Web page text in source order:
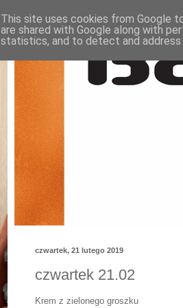
czwartek, 21 lutego 2019
czwartek 21.02
Krem z zielonego groszku
This site uses cookies from Google
are shared with Google along with
statistics, and to detect and address